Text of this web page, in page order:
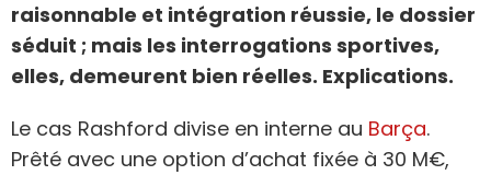
raisonnable et intégration réussie, le dossier
séduit ; mais les interrogations sportives,
elles, demeurent bien réelles. Explications.
Le cas Rashford divise en interne au Barça.
Prêté avec une option d’achat fixée à 30 M€,